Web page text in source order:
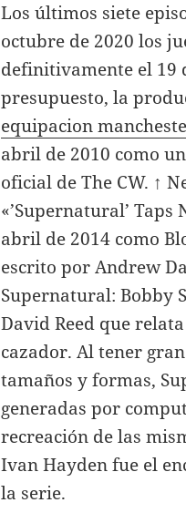
Los últimos siete
octubre de 2020 los
definitivamente el 19
presupuesto, la
equipacion
abril de 2010 como
oficial de The CW. ↑
«’Supernatural’
abril de 2014 como
escrito por Andrew
Supernatural: Bobby
David Reed que
cazador. Al tener
tamaños y formas,
generadas por
recreación de las
Ivan Hayden fue el
la serie.